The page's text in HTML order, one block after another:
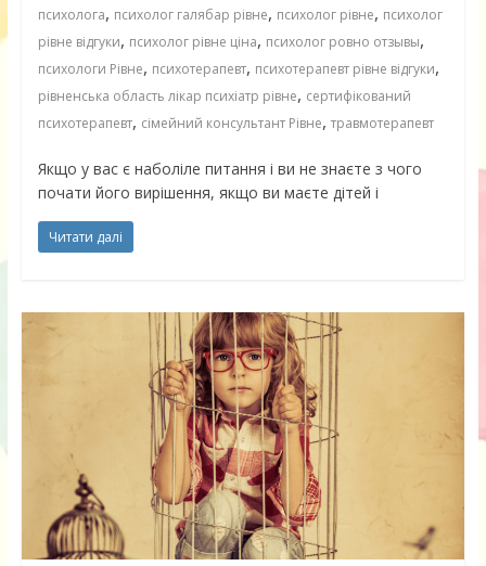
психолога, психолог галябар рівне, психолог рівне, психолог
рівне відгуки, психолог рівне ціна, психолог ровно отзывы,
психологи Рівне, психотерапевт, психотерапевт рівне відгуки,
рівненська область лікар психіатр рівне, сертифікований
психотерапевт, сімейний консультант Рівне, травмотерапевт
Якщо у вас є наболіле питання і ви не знаєте з чого
почати його вирішення, якщо ви маєте дітей і
Читати далі